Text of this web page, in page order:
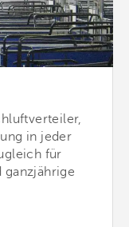
in jeder
für
ganzjährige